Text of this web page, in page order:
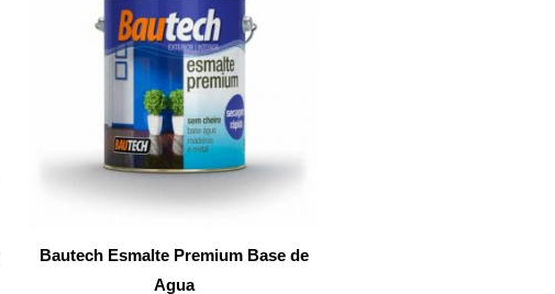
Bautech Esmalte Premium Base de
Agua